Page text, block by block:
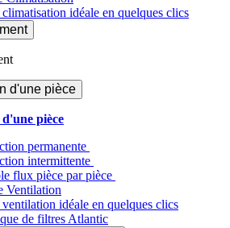
idéale en quelques clics
d'une pièce
pièce
permanente
intermittente
flux pièce par pièce
Ventilation
idéale en quelques clics
de filtres Atlantic